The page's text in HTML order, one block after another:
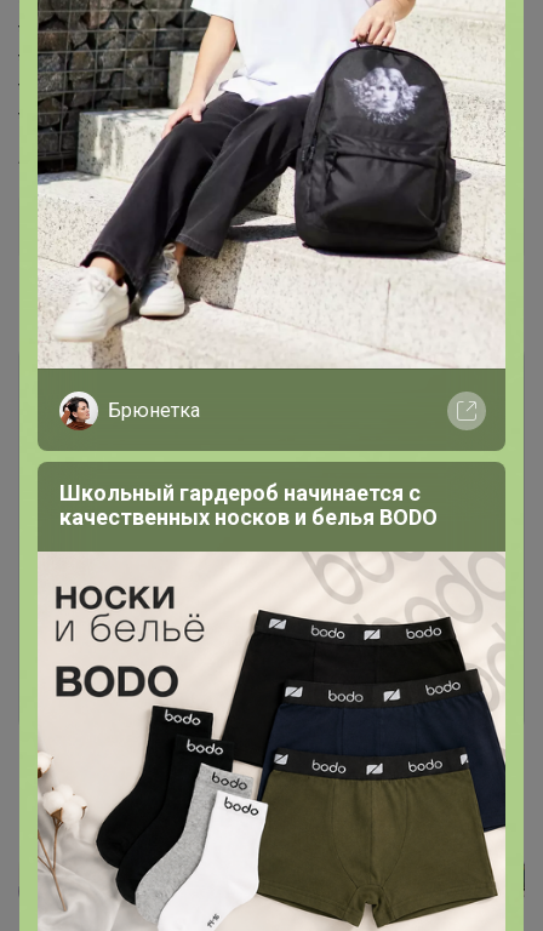
* форма: пятиугольная.
* материал: ПВХ.
* объём: 575 л.
* есть клапан для слива воды.
Артикул 1693615
Дополнительная информация
Комментарии
авторизоваться на сайте!
Это займет меньше минуты
Войти Зарегистрироваться
Реклама
Брюнетка
Школьный гардероб начинается с
качественных носков и белья BODO